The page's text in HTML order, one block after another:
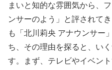
まいと知的な雰囲気から、
ンサーのよう」と評されて
も「北川莉央 アナウンサー
ち、その理由を探ると、い
す。まず、テレビやイベン